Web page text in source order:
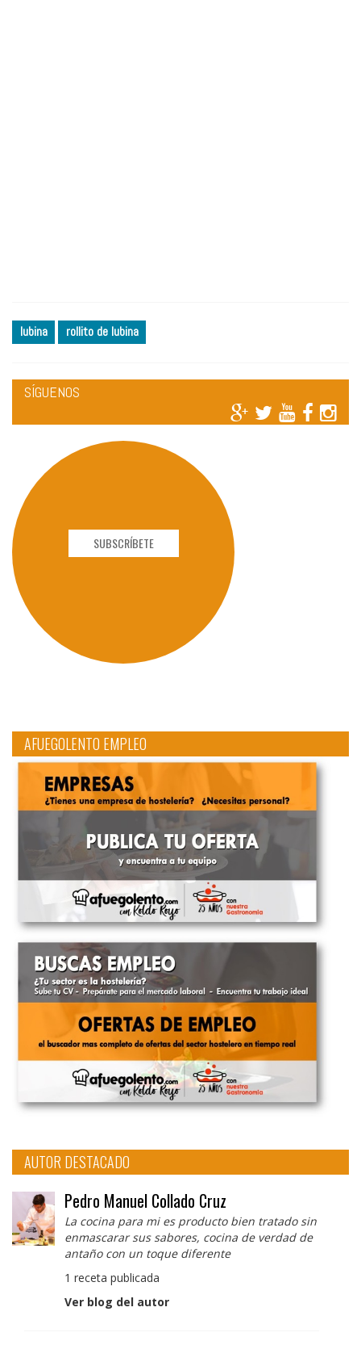
lubina rollito de lubina
SÍGUENOS
SUBSCRÍBETE
AFUEGOLENTO EMPLEO
AUTOR DESTACADO
Pedro Manuel Collado Cruz
La cocina para mi es producto bien tratado sin
enmascarar sus sabores, cocina de verdad de
antaño con un toque diferente
1 receta publicada
Ver blog del autor